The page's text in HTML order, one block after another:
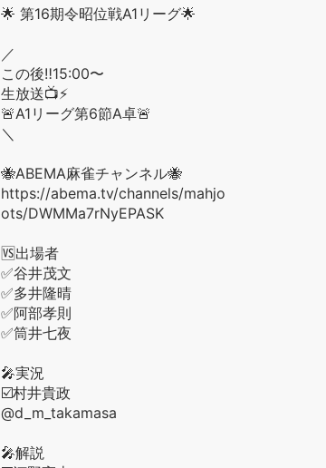
🌟 第16期令昭位戦A1リーグ🌟
／
この後‼️15:00〜
生放送📺⚡️
🚨A1リーグ第6節A卓🚨
＼
🐝ABEMA麻雀チャンネル🐝
https://abema.tv/channels/mahjong/sl
ots/DWMMa7rNyEPASK
🆚出場者
✅谷井茂文
✅多井隆晴
✅阿部孝則
✅筒井七夜
🎤実況
☑️村井貴政
@d_m_takamasa
🎤解説